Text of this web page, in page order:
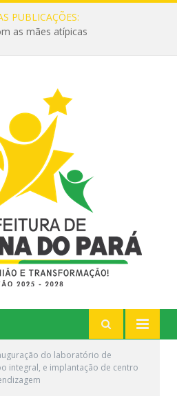
PUBLICAÇÕES:
as mães atípicas
do laboratório de
integral, e implantação de centro